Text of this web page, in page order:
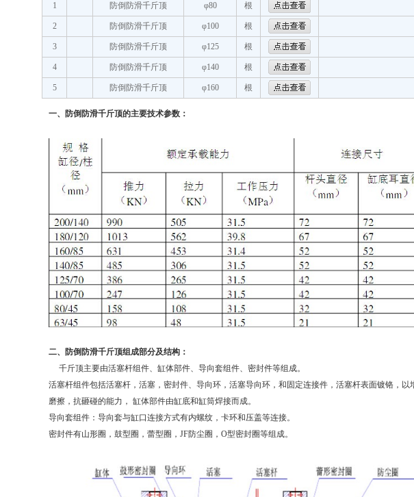
1 防倒防滑千斤顶 φ80 根
2 防倒防滑千斤顶 φ100 根
3 防倒防滑千斤顶 φ125 根
4 防倒防滑千斤顶 φ140 根
5 防倒防滑千斤顶 φ160 根
一、防倒防滑千斤顶的主要技术参数：
二、防倒防滑千斤顶组成部分及结构：
千斤顶主要由活塞杆组件、缸体部件、导向套组件、密封件等组成。
活塞杆组件包括活塞杆，活塞，密封件、导向环，活塞导向环，和固定连接件，活塞杆表面镀铬，以
磨擦，抗砸碰的能力， 缸体部件由缸底和缸筒焊接而成。
导向套组件：导向套与缸口连接方式有内螺纹，卡环和压盖等连接。
密封件有山形圈，鼓型圈，蕾型圈， JF防尘圈， O型密封圈等组成。